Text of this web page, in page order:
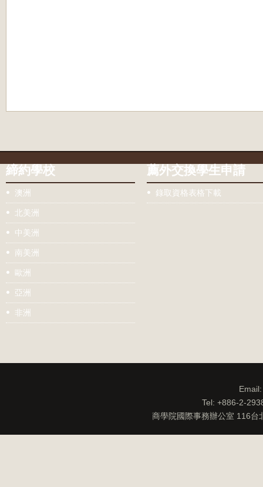
締約學校
澳洲
北美洲
中美洲
南美洲
歐洲
亞洲
非洲
薦外交換學生申請
錄取資格表格下載
Tel: +886-2-
商學院國際事務辦公室 116台